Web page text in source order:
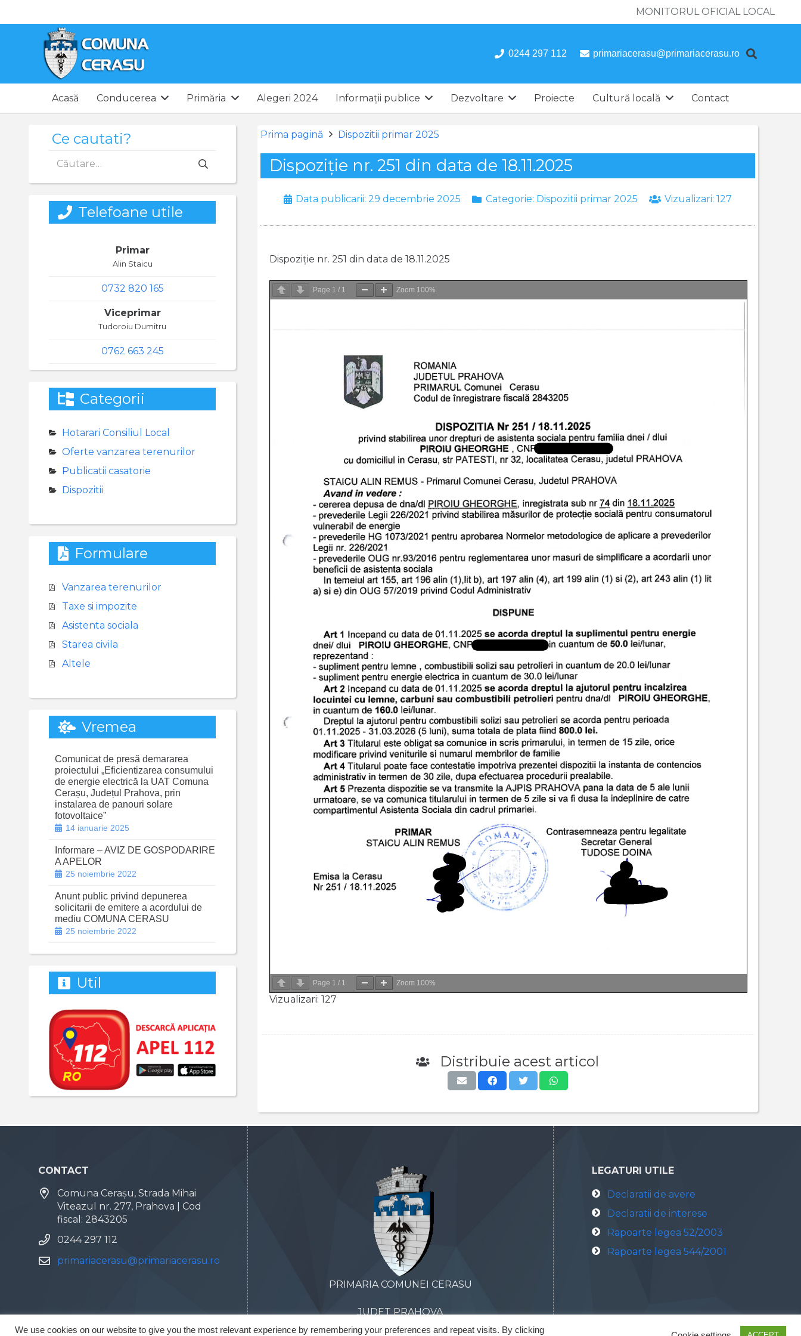
MONITORUL OFICIAL LOCAL
0244 297 112 primariacerasu@primariacerasu.ro
Acasă Conducerea Primăria Alegeri 2024 Informații publice Dezvoltare Proiecte Cultură locală Contact
Prima pagină Dispozitii primar 2025
Dispoziție nr. 251 din data de 18.11.2025
Data publicarii:29 decembrie 2025 Categorie: Dispozitii primar 2025 Vizualizari:127
Dispoziție nr. 251 din data de 18.11.2025
Page 1 / 1 Zoom 100%
Page 1 / 1 Zoom 100%
Vizualizari: 127
Distribuie acest articol
Ce cautati?
după:
Telefoane utile
Primar
Alin Staicu
0732 820 165
Viceprimar
Tudoroiu Dumitru
0762 663 245
Categorii
Hotarari Consiliul Local
Oferte vanzarea terenurilor
Publicatii casatorie
Dispozitii
Formulare
Vanzarea terenurilor
Taxe si impozite
Asistenta sociala
Starea civila
Altele
Vremea
Comunicat de presă demararea
proiectului „Eficientizarea consumului
de energie electrică la UAT Comuna
Cerașu, Județul Prahova, prin
instalarea de panouri solare
fotovoltaice”
14 ianuarie 2025
Informare – AVIZ DE GOSPODARIRE
A APELOR
25 noiembrie 2022
Anunt public privind depunerea
solicitarii de emitere a acordului de
mediu COMUNA CERASU
25 noiembrie 2022
Util
CONTACT
Comuna Cerașu, Strada Mihai
Viteazul nr. 277, Prahova | Cod
fiscal: 2843205
0244 297 112
primariacerasu@primariacerasu.ro
PRIMARIA COMUNEI CERASU
JUDET PRAHOVA
LEGATURI UTILE
Declaratii de avere
Declaratii de interese
Rapoarte legea 52/2003
Rapoarte legea 544/2001
We use cookies on our website to give you the most relevant experience by remembering your preferences and repeat visits. By clicking